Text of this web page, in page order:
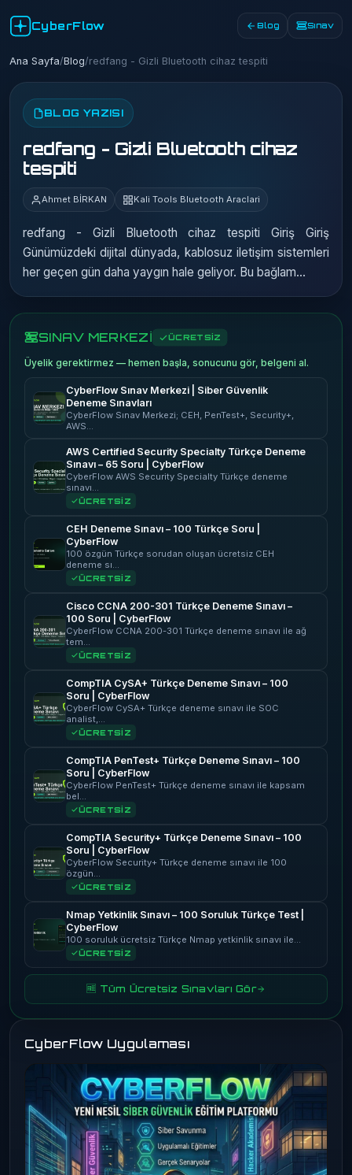
CyberFlow Blog Sınav
Ana Sayfa/Blog/redfang - Gizli Bluetooth cihaz tespiti
BLOG YAZISI
redfang - Gizli Bluetooth cihaz
tespiti
Ahmet BİRKAN Kali Tools Bluetooth Araclari
redfang - Gizli Bluetooth cihaz tespiti Giriş Giriş
Günümüzdeki dijital dünyada, kablosuz iletişim sistemleri
her geçen gün daha yaygın hale geliyor. Bu bağlam…
SINAV MERKEZİ ÜCRETSİZ
Üyelik gerektirmez — hemen başla, sonucunu gör, belgeni al.
CyberFlow Sınav Merkezi | Siber Güvenlik
Deneme Sınavları
CyberFlow Sınav Merkezi; CEH, PenTest+, Security+,
AWS…
AWS Certified Security Specialty Türkçe Deneme
Sınavı – 65 Soru | CyberFlow
CyberFlow AWS Security Specialty Türkçe deneme
sınavı…
ÜCRETSİZ
CEH Deneme Sınavı – 100 Türkçe Soru |
CyberFlow
100 özgün Türkçe sorudan oluşan ücretsiz CEH
deneme sı…
ÜCRETSİZ
Cisco CCNA 200-301 Türkçe Deneme Sınavı –
100 Soru | CyberFlow
CyberFlow CCNA 200-301 Türkçe deneme sınavı ile ağ
tem…
ÜCRETSİZ
CompTIA CySA+ Türkçe Deneme Sınavı – 100
Soru | CyberFlow
CyberFlow CySA+ Türkçe deneme sınavı ile SOC
analist,…
ÜCRETSİZ
CompTIA PenTest+ Türkçe Deneme Sınavı – 100
Soru | CyberFlow
CyberFlow PenTest+ Türkçe deneme sınavı ile kapsam
bel…
ÜCRETSİZ
CompTIA Security+ Türkçe Deneme Sınavı – 100
Soru | CyberFlow
CyberFlow Security+ Türkçe deneme sınavı ile 100
özgün…
ÜCRETSİZ
Nmap Yetkinlik Sınavı – 100 Soruluk Türkçe Test |
CyberFlow
100 soruluk ücretsiz Türkçe Nmap yetkinlik sınavı ile…
ÜCRETSİZ
🆓 Tüm Ücretsiz Sınavları Gör
CyberFlow Uygulaması